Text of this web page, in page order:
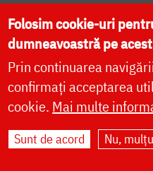
DONEAZĂ ONLINE
LIVE
Site dezvoltat de
Arhiepiscopia
Folosim cookie-uri
dumneavoastră pe
Prin continuarea
confirmați acceptarea
cookie. Mai multe
Sunt de acord Nu,